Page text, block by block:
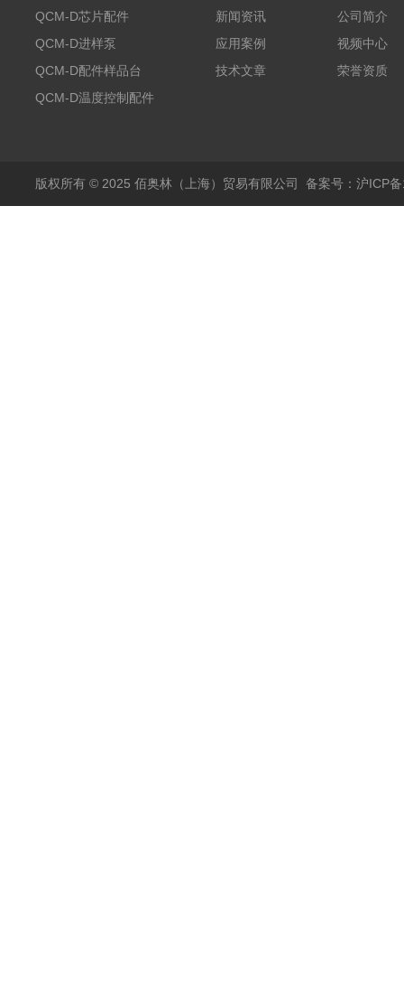
QCM-D芯片配件
QCM-D进样泵
QCM-D配件样品台
QCM-D温度控制配件
新闻资讯
应用案例
技术文章
公司简介
视频中心
荣誉资质
版权所有 © 2025 佰奥林（上海）贸易有限公司 备案号：沪ICP